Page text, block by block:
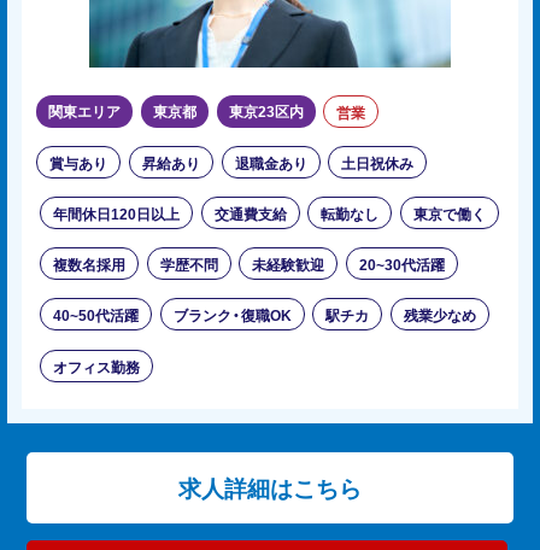
関東エリア 東京都 東京23区内 営業
賞与あり 昇給あり 退職金あり 土日祝休み
年間休日120日以上 交通費支給 転勤なし 東京で働く
複数名採用 学歴不問 未経験歓迎 20~30代活躍
40~50代活躍 ブランク・復職OK 駅チカ 残業少なめ
オフィス勤務
求人詳細はこちら